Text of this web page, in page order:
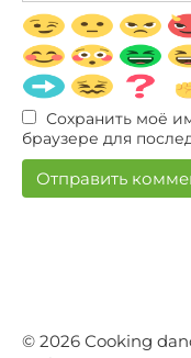
Сохранить моё
браузере для
© 2026 Сooking